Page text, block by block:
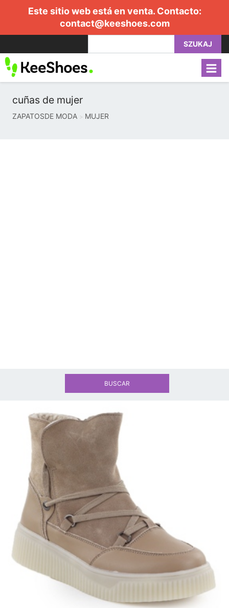
Este sitio web está en venta. Contacto:
contact@keeshoes.com
SZUKAJ
cuñas de mujer
ZAPATOSDE MODA MUJER
BUSCAR